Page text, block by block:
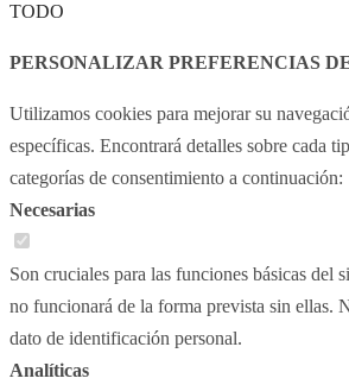
TODO
PERSONALIZAR PREFERENCIAS
Utilizamos cookies para mejorar su
específicas. Encontrará detalles sobre cada
categorías de consentimiento a continuación:
Necesarias
Son cruciales para las funciones básicas del
no funcionará de la forma prevista sin ellas.
dato de identificación personal.
Analíticas